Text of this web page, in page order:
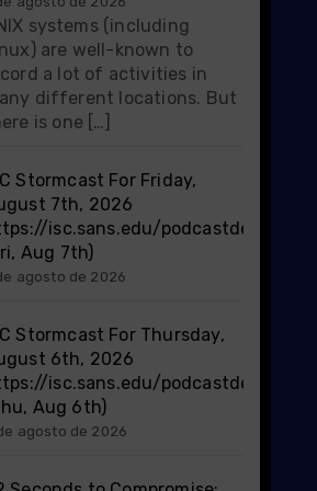
systems (including
are well-known to
a lot of activities in
different locations. But
is one […]
Stormcast For Friday,
7th, 2026
isc.sans.edu/podcastdetail/
Aug 7th)
agosto de 2026
Stormcast For Thursday,
6th, 2026
isc.sans.edu/podcastdetail/
Aug 6th)
agosto de 2026